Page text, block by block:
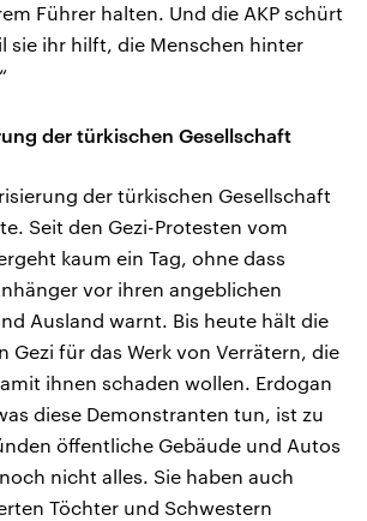
Führer halten. Und die AKP schürt
sie ihr hilft, die Menschen hinter
der türkischen Gesellschaft
der türkischen Gesellschaft
Seit den Gezi-Protesten vom
kaum ein Tag, ohne dass
vor ihren angeblichen
Ausland warnt. Bis heute hält die
Gezi für das Werk von Verrätern, die
ihnen schaden wollen. Erdogan
diese Demonstranten tun, ist zu
öffentliche Gebäude und Autos
nicht alles. Sie haben auch
Töchter und Schwestern